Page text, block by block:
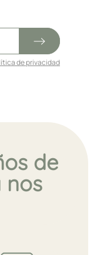
de privacidad
de
nos